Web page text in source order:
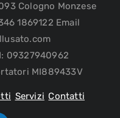
Cologno Monzese
1869122 Email
09327940962
MI889433V
Servizi Contatti